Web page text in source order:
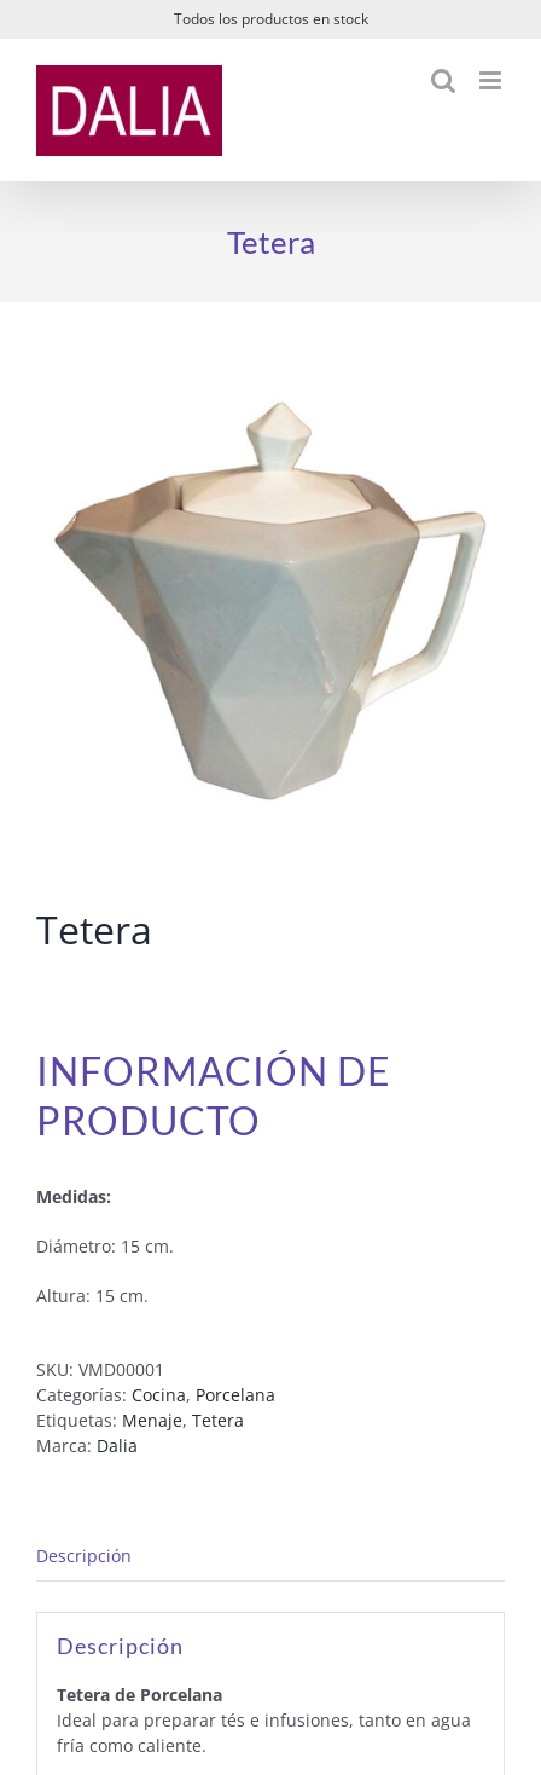
contenido
Todos los productos en stock
Tetera
Tetera
INFORMACIÓN DE
PRODUCTO
Medidas:
Diámetro: 15 cm.
Altura: 15 cm.
SKU: VMD00001
Categorías: Cocina, Porcelana
Etiquetas: Menaje, Tetera
Marca: Dalia
Descripción
Descripción
Tetera de Porcelana
Ideal para preparar tés e infusiones, tanto en agua
fría como caliente.